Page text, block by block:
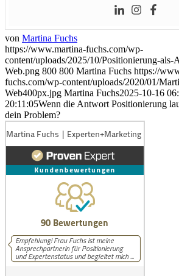
von Martina Fuchs
https://www.martina-fuchs.com/wp-
content/uploads/2025/10/Positionierung-
Web.png 800 800 Martina Fuchs https://
fuchs.com/wp-content/uploads/2020/01/
Web400px.jpg Martina Fuchs2025-10-16
20:11:05Wenn die Antwort Positionierung
dein Problem?